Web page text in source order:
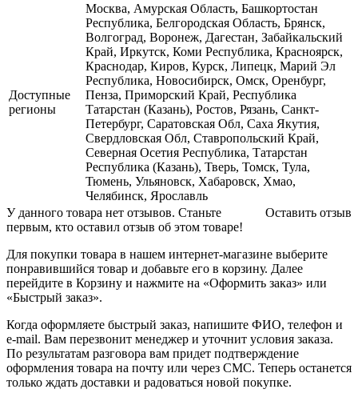
Доступные
регионы
Москва, Амурская Область, Башкортостан
Республика, Белгородская Область, Брянск,
Волгоград, Воронеж, Дагестан, Забайкальский
Край, Иркутск, Коми Республика, Красноярск,
Краснодар, Киров, Курск, Липецк, Марий Эл
Республика, Новосибирск, Омск, Оренбург,
Пенза, Приморский Край, Республика
Татарстан (Казань), Ростов, Рязань, Санкт-
Петербург, Саратовская Обл, Саха Якутия,
Свердловская Обл, Ставропольский Край,
Северная Осетия Республика, Татарстан
Республика (Казань), Тверь, Томск, Тула,
Тюмень, Ульяновск, Хабаровск, Хмао,
Челябинск, Ярославль
Оставить отзыв
У данного товара нет отзывов. Станьте
первым, кто оставил отзыв об этом товаре!
Для покупки товара в нашем интернет-магазине выберите
понравившийся товар и добавьте его в корзину. Далее
перейдите в Корзину и нажмите на «Оформить заказ» или
«Быстрый заказ».
Когда оформляете быстрый заказ, напишите ФИО, телефон и
e-mail. Вам перезвонит менеджер и уточнит условия заказа.
По результатам разговора вам придет подтверждение
оформления товара на почту или через СМС. Теперь останется
только ждать доставки и радоваться новой покупке.